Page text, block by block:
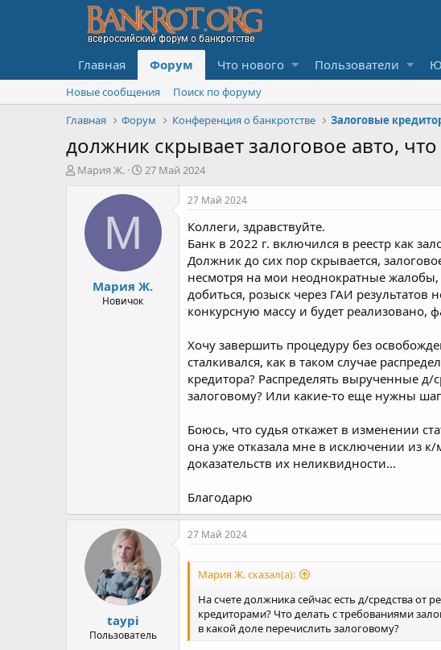
Главная Форум Что нового Пользователи
Новые сообщения
Поиск по форуму
Главная
Форум Конференция о банкротстве Залоговые
должник скрывает залоговое авто,
А
Мария Ж.
Д
т
л
27 Май 2024
М
Мария Ж.
Новичок
27 Май 2024
Коллеги, здравствуйте.
Банк в 2022 г. включился в реестр как
Должник до сих пор скрывается,
несмотря на мои неоднократные
добиться, розыск через ГАИ результатов
конкурсную массу и будет реализовано,
Хочу завершить процедуру без
сталкивался, как в таком случае
кредитора? Распределять вырученные д/
залоговому? Или какие-то еще нужны
Боюсь, что судья откажет в изменении
она уже отказала мне в исключении из
доказательств их неликвидности...
Благодарю
taypi
Пользователь
27 Май 2024
Мария Ж. сказал(а):
На счете должника сейчас есть д/средства от
кредиторами? Что делать с требованиями
в какой доле перечислить залоговому?